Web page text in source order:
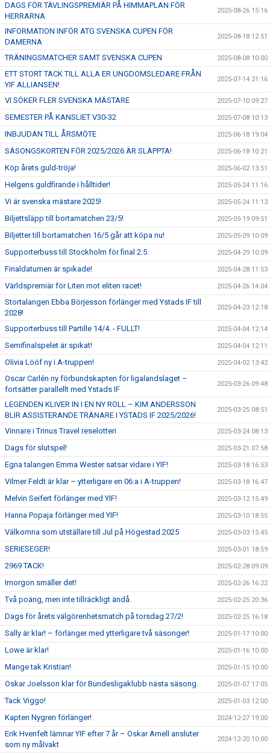
DAGS FÖR TÄVLINGSPREMIÄR PÅ HIMMAPLAN FÖR
HERRARNA
2025-08-26 15:16
INFORMATION INFÖR ATG SVENSKA CUPEN FÖR
DAMERNA
2025-08-18 12:51
TRÄNINGSMATCHER SAMT SVENSKA CUPEN 2025-08-08 10:00
ETT STORT TACK TILL ALLA ER UNGDOMSLEDARE FRÅN
YIF ALLIANSEN!
2025-07-14 21:16
VI SÖKER FLER SVENSKA MÄSTARE 2025-07-10 09:27
SEMESTER PÅ KANSLIET V30-32 2025-07-08 10:13
INBJUDAN TILL ÅRSMÖTE 2025-06-18 19:04
SÄSONGSKORTEN FÖR 2025/2026 ÄR SLÄPPTA! 2025-06-18 10:21
Köp årets guld-tröja! 2025-06-02 13:51
Helgens guldfirande i hålltider! 2025-05-24 11:16
Vi är svenska mästare 2025! 2025-05-24 11:13
Biljettsläpp till bortamatchen 23/5! 2025-05-19 09:51
Biljetter till bortamatchen 16/5 går att köpa nu! 2025-05-09 10:09
Supporterbuss till Stockholm för final 2:5. 2025-04-29 10:09
Finaldatumen är spikade! 2025-04-28 11:53
Världspremiär för Liten mot eliten racet! 2025-04-26 14:04
Stortalangen Ebba Börjesson förlänger med Ystads IF till
2028!
2025-04-23 12:18
Supporterbuss till Partille 14/4. - FULLT! 2025-04-04 12:14
Semifinalspelet är spikat! 2025-04-04 12:11
Olivia Lööf ny i A-truppen! 2025-04-02 13:42
Oscar Carlén ny förbundskapten för ligalandslaget –
fortsätter parallellt med Ystads IF
2025-03-26 09:48
LEGENDEN KLIVER IN I EN NY ROLL – KIM ANDERSSON
BLIR ASSISTERANDE TRÄNARE I YSTADS IF 2025/2026!
2025-03-25 08:51
Vinnare i Trinus Travel reselotteri 2025-03-24 08:13
Dags för slutspel! 2025-03-21 07:58
Egna talangen Emma Wester satsar vidare i YIF! 2025-03-18 16:53
Vilmer Feldt är klar – ytterligare en 06:a i A-truppen! 2025-03-18 16:47
Melvin Seifert förlänger med YIF! 2025-03-12 15:49
Hanna Popaja förlänger med YIF! 2025-03-10 18:55
Välkomna som utställare till Jul på Högestad 2025 2025-03-03 15:45
SERIESEGER! 2025-03-01 18:59
2969 TACK! 2025-02-28 09:09
Imorgon smäller det! 2025-02-26 16:22
Två poäng, men inte tillräckligt ändå. 2025-02-25 20:36
Dags för årets välgörenhetsmatch på torsdag 27/2! 2025-02-25 16:18
Sally är klar! – förlänger med ytterligare två säsonger! 2025-01-17 10:00
Lowe är klar! 2025-01-16 10:00
Mange tak Kristian! 2025-01-15 10:00
Oskar Joelsson klar för Bundesligaklubb nästa säsong. 2025-01-07 17:05
Tack Viggo! 2025-01-03 12:00
Kapten Nygren förlänger! 2024-12-27 19:00
Erik Hvenfelt lämnar YIF efter 7 år – Oskar Arnell ansluter
som ny målvakt
2024-12-20 10:00